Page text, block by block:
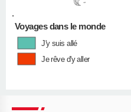
•
Voyages dans le monde
J'y suis allé
Je rêve d'y aller